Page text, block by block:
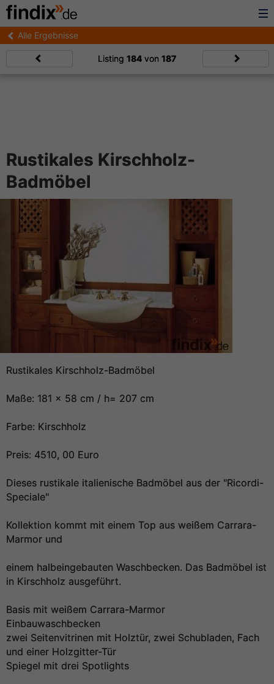
Alle Ergebnisse
Listing 184 von 187
Rustikales Kirschholz-
Badmöbel
Rustikales Kirschholz-Badmöbel
Maße: 181 x 58 cm / h= 207 cm
Farbe: Kirschholz
Preis: 4510, 00 Euro
Dieses rustikale italienische Badmöbel aus der "Ricordi-
Speciale"
Kollektion kommt mit einem Top aus weißem Carrara-
Marmor und
einem halbeingebauten Waschbecken. Das Badmöbel ist
in Kirschholz ausgeführt.
Basis mit weißem Carrara-Marmor
Einbauwaschbecken
zwei Seitenvitrinen mit Holztür, zwei Schubladen, Fach
und einer Holzgitter-Tür
Spiegel mit drei Spotlights